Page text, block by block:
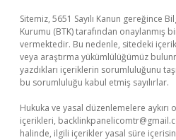
Sitemiz, 5651 Sayılı Kanun gereğince
Kurumu (BTK) tarafından onaylanmış
vermektedir. Bu nedenle, sitedeki
veya araştırma yükümlülüğümüz
yazdıkları içeriklerin sorumluluğunu
bu sorumluluğu kabul etmiş sayılırlar.
Hukuka ve yasal düzenlemelere
içerikleri,
halinde, ilgili içerikler yasal süre